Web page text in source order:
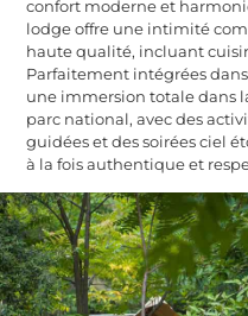
confort moderne et
lodge offre une intimité
haute qualité, incluant
Parfaitement intégrées
une immersion totale dans
parc national, avec des
guidées et des soirées ciel
à la fois authentique et